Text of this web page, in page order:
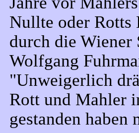
Nullte oder Rotts
durch die Wiener
Wolfgang
"Unweigerlich
Rott und Mahler
gestanden haben